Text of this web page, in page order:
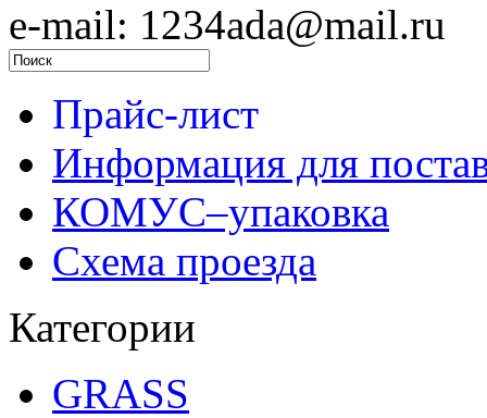
e-mail: 1234ada@mail.ru
Прайс-лист
Информация для
КОМУС–упаковка
Схема проезда
Категории
GRASS